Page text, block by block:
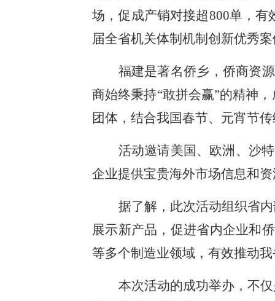
场，促成产销对接超800单，
届全省机关体制机制创新优秀
福建是著名侨乡，侨商资
商始终秉持“敢拼会赢”的精神
团体，结合我国春节、元宵节
活动邀请美国、欧洲、沙
企业提供宝贵海外市场信息和
据了解，此次活动组织省
展示新产品，促进省内企业和
等多个制造业领域，有效推动
本次活动的成功举办，不